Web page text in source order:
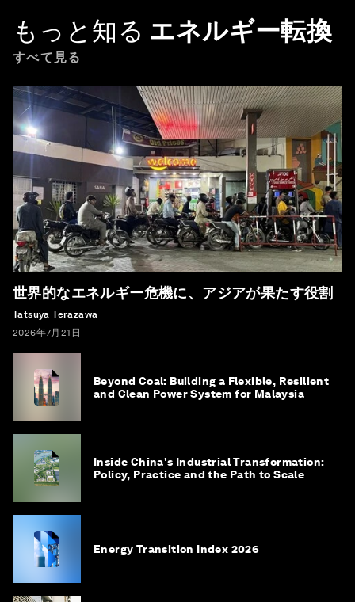
もっと知る エネルギー転換
すべて見る
世界的なエネルギー危機に、アジアが果たす役割
Tatsuya Terazawa
2026年7月21日
Beyond Coal: Building a Flexible, Resilient
and Clean Power System for Malaysia
Inside China's Industrial Transformation:
Policy, Practice and the Path to Scale
Energy Transition Index 2026